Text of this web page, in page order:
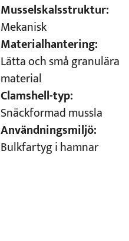
Musselskalsstruktur:
Mekanisk
Materialhantering:
Lätta och små granulära
material
Clamshell-typ:
Snäckformad mussla
Användningsmiljö:
Bulkfartyg i hamnar